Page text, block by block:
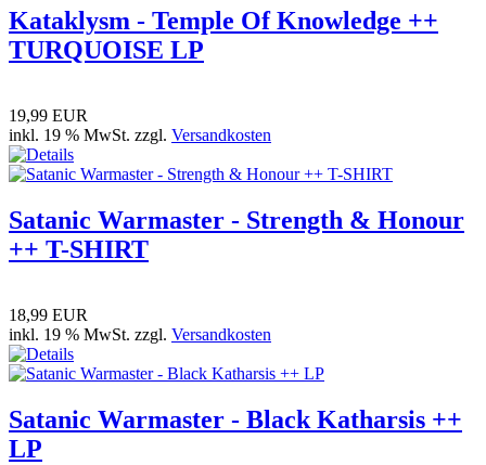
Kataklysm - Temple Of Knowledge ++
TURQUOISE LP
19,99 EUR
inkl. 19 % MwSt. zzgl. Versandkosten
Satanic Warmaster - Strength & Honour
++ T-SHIRT
18,99 EUR
inkl. 19 % MwSt. zzgl. Versandkosten
Satanic Warmaster - Black Katharsis ++
LP